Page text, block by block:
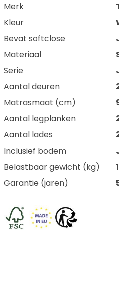
Merk
Kleur
Bevat softclose
Materiaal
Serie
Aantal deuren
Matrasmaat (cm)
Aantal legplanken
Aantal lades
Inclusief bodem
Belastbaar gewicht (kg)
Garantie (jaren)